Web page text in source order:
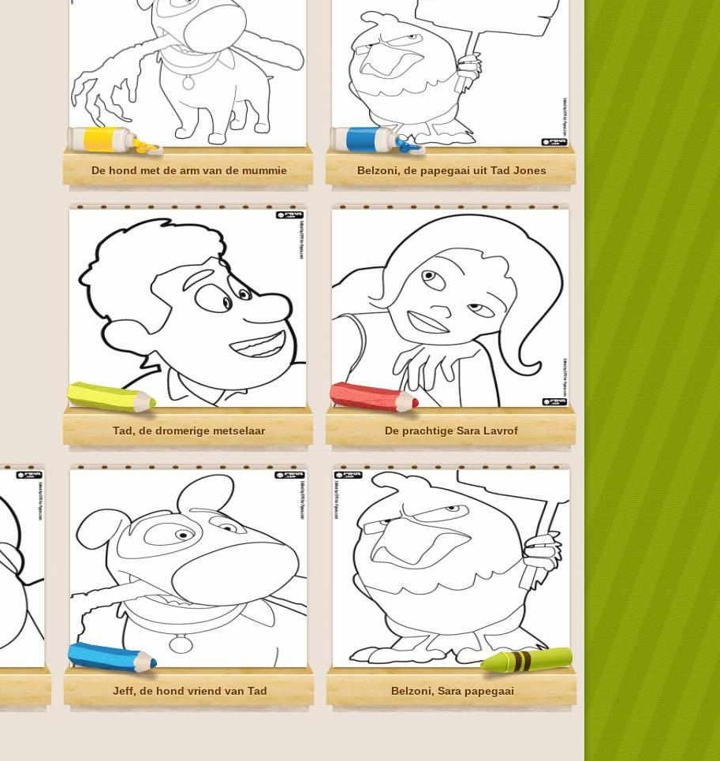
De hond met de arm van de mummie Belzoni, de papegaai uit Tad Jones
Tad, de dromerige metselaar De prachtige Sara Lavrof
Jeff, de hond vriend van Tad Belzoni, Sara papegaai